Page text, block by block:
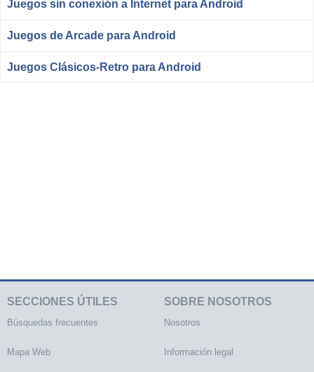
Juegos sin conexión a Internet para Android
Juegos de Arcade para Android
Juegos Clásicos-Retro para Android
SECCIONES ÚTILES
Búsquedas frecuentes
Mapa Web
SOBRE NOSOTROS
Nosotros
Información legal